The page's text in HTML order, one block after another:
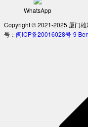
WhatsApp
Copyright © 2021-2025 厦门雄
号： 闽ICP备20016028号-9